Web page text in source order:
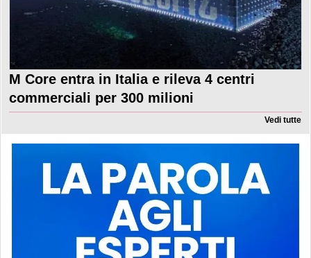
M Core entra in Italia e rileva 4 centri
commerciali per 300 milioni
Vedi tutte